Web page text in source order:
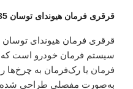
قرقری فرمان هیوندای توسان IX35
سیستم فرمان خودرو است که
فرمان یا رک‌فرمان به چرخ‌ها
به‌صورت مفصلی طراحی شده